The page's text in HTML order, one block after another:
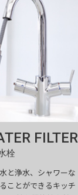
FILTER
栓
と浄水、シャワーな
ことができるキッチ